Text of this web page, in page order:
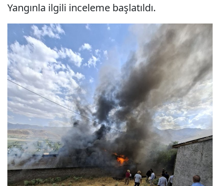
Yangınla ilgili inceleme başlatıldı.